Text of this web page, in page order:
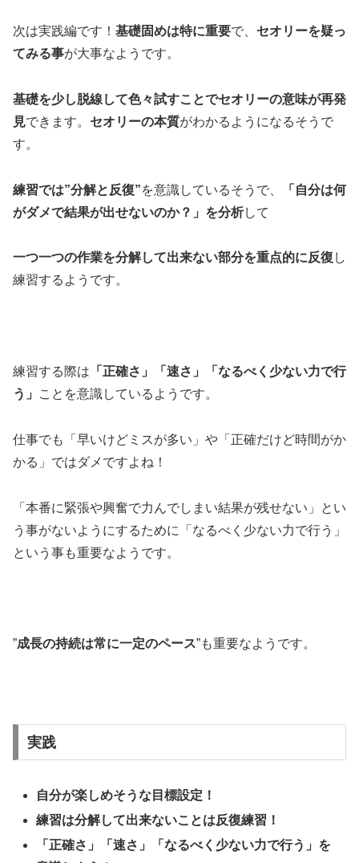
次は実践編です！ 基礎固めは特に重要で、 セオリーを疑っ
てみる事が大事なようです。
基礎を少し脱線して色々試すことでセオリーの意味が再発
見できます。 セオリーの本質がわかるようになるそうで
す。
練習では”分解と反復”を意識しているそうで、
「自分は何
がダメで結果が出せないのか？」を分析して
一つ一つの作業を分解して出来ない部分を重点的に反復 し
練習するようです。
練習する際は 「正確さ」「速さ」「なるべく少ない力で行
う」
ことを意識しているようです。
仕事でも「早いけどミスが多い」や「正確だけど時間がか
かる」ではダメですよね！
「本番に緊張や興奮で力んでしまい結果が残せない」とい
う事がないようにするために「なるべく少ない力で行う」
という事も重要なようです。
”成長の持続は常に一定のペース”も重要なようです。
実践
自分が楽しめそうな目標設定！
練習は分解して出来ないことは反復練習！
「正確さ」「速さ」「なるべく少ない力で行う」を